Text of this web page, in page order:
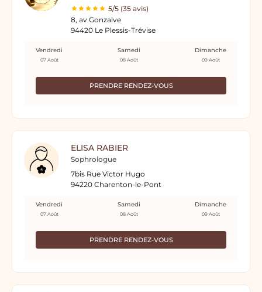
5/5 (35 avis)
8, av Gonzalve
94420 Le Plessis-Trévise
PRENDRE RENDEZ-VOUS
Vendredi
07 Août
Samedi
08 Août
Dimanche
09 Août
ELISA RABIER
Sophrologue
7bis Rue Victor Hugo
94220 Charenton-le-Pont
PRENDRE RENDEZ-VOUS
Vendredi
07 Août
Samedi
08 Août
Dimanche
09 Août